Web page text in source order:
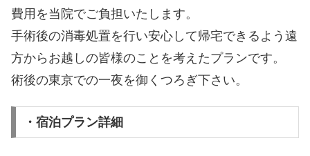
費用を当院でご負担いたします。
手術後の消毒処置を行い安心して帰宅できるよう遠
方からお越しの皆様のことを考えたプランです。
術後の東京での一夜を御くつろぎ下さい。
・宿泊プラン詳細